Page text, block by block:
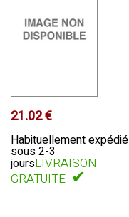
21.02 €
Habituellement expédié
sous 2-3
joursLIVRAISON
GRATUITE ✔